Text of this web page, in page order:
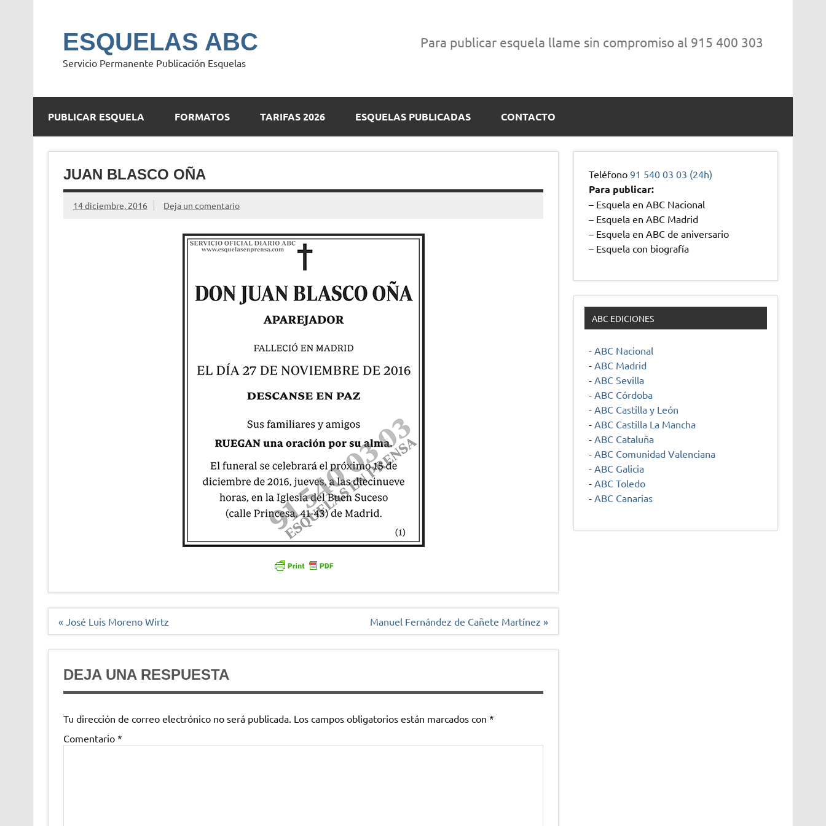
ESQUELAS ABC
Servicio Permanente Publicación Esquelas
Para publicar esquela llame sin compromiso al 915 400 303
PUBLICAR ESQUELA FORMATOS TARIFAS 2026 ESQUELAS PUBLICADAS CONTACTO
JUAN BLASCO OÑA
14 diciembre, 2016 Deja un comentario
Navegación
« José Luis Moreno Wirtz Manuel Fernández de Cañete Martínez »
DEJA UNA RESPUESTA
Tu dirección de correo electrónico no será publicada. Los campos obligatorios están marcados con *
Comentario *
Teléfono91 540 03 03 (24h)
Para publicar:
– Esquela en ABC Nacional
– Esquela en ABC Madrid
– Esquela en ABC de aniversario
– Esquela con biografía
ABC EDICIONES
- ABC Nacional
- ABC Madrid
- ABC Sevilla
- ABC Córdoba
- ABC Castilla y León
- ABC Castilla La Mancha
- ABC Cataluña
- ABC Comunidad Valenciana
- ABC Galicia
- ABC Toledo
- ABC Canarias